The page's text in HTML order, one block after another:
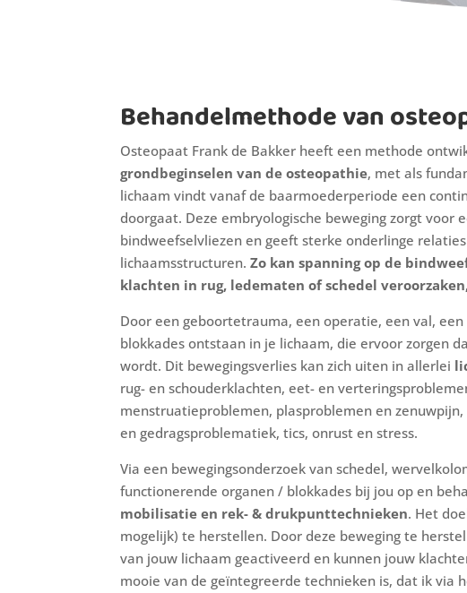
Behandelmethode van
Osteopaat Frank de Bakker heeft een methode
grondbeginselen van de osteopathie, met als
lichaam vindt vanaf de baarmoederperiode een
doorgaat. Deze embryologische beweging zorgt voor
bindweefselvliezen en geeft sterke onderlinge
lichaamsstructuren.Zo kan spanning op de
klachten in rug, ledematen of schedel
Door een geboortetrauma, een operatie, een val,
blokkades ontstaan in je lichaam, die ervoor zorgen
wordt. Dit bewegingsverlies kan zich uiten in allerlei
rug- en schouderklachten, eet- en
menstruatieproblemen, plasproblemen en
en gedragsproblematiek, tics, onrust en stress.
Via een bewegingsonderzoek van schedel,
functionerende organen / blokkades bij jou op en
mobilisatie en rek- & drukpunttechnieken. Het
mogelijk) te herstellen. Door deze beweging te
van jouw lichaam geactiveerd en kunnen jouw
mooie van de geïntegreerde technieken is, dat ik via